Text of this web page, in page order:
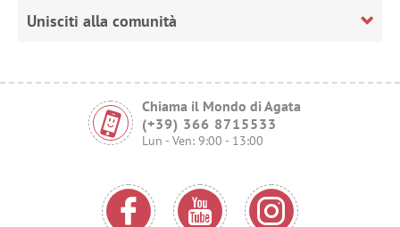
Unisciti alla comunità
Chiama il Mondo di Agata
(+39) 366 8715533
Lun - Ven: 9:00 - 13:00